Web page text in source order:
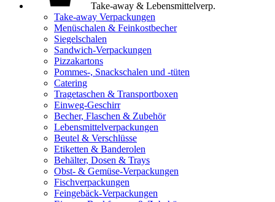
Take-away & Lebensmittelverp.
Take-away Verpackungen
Menüschalen & Feinkostbecher
Siegelschalen
Sandwich-Verpackungen
Pizzakartons
Pommes-, Snackschalen und -tüten
Catering
Tragetaschen & Transportboxen
Einweg-Geschirr
Becher, Flaschen & Zubehör
Lebensmittelverpackungen
Beutel & Verschlüsse
Etiketten & Banderolen
Behälter, Dosen & Trays
Obst- & Gemüse-Verpackungen
Fischverpackungen
Feingebäck-Verpackungen